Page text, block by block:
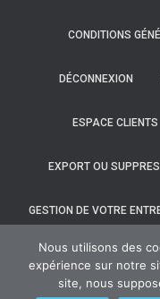
CONDITIONS
DÉCONNEXION
ESPACE CLIENTS
EXPORT OU
GESTION DE VOTRE
LE CABINET
Hestia |
Nous utilisons des
expérience sur notre
site, nous